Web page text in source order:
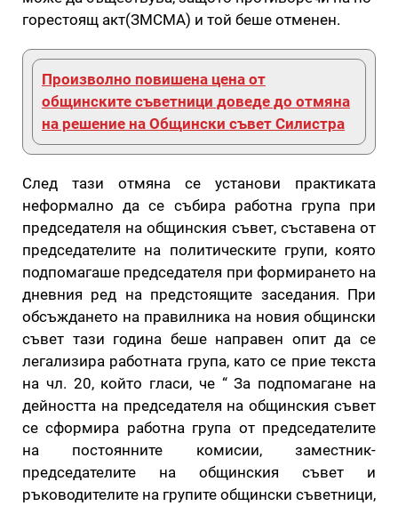
горестоящ акт(ЗМСМА) и той беше отменен.
Произволно повишена цена от
общинските съветници доведе до отмяна
на решение на Общински съвет Силистра
След тази отмяна се установи практиката
неформално да се събира работна група при
председателя на общинския съвет, съставена от
председателите на политическите групи, която
подпомагаше председателя при формирането на
дневния ред на предстоящите заседания. При
обсъждането на правилника на новия общински
съвет тази година беше направен опит да се
легализира работната група, като се прие текста
на чл. 20, който гласи, че “ За подпомагане на
дейността на председателя на общинския съвет
се сформира работна група от председателите
на постоянните комисии, заместник-
председателите на общинския съвет и
ръководителите на групите общински съветници,